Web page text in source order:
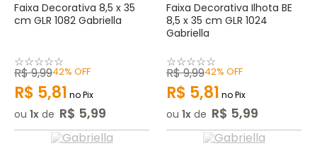
Faixa Decorativa 8,5 x 35
cm GLR 1082 Gabriella
☆☆☆☆☆
R$9,9942% OFF
R$ 5,81 no Pix
ou 1 de R$ 5,99
Faixa Decorativa Ilhota BE
8,5 x 35 cm GLR 1024
Gabriella
☆☆☆☆☆
R$9,9942% OFF
R$ 5,81 no Pix
ou 1 de R$ 5,99